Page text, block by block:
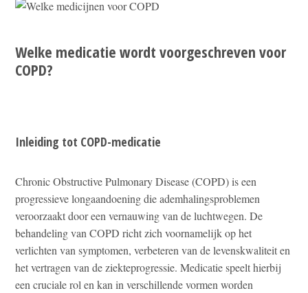
Welke medicatie wordt voorgeschreven voor
COPD?
Inleiding tot COPD-medicatie
Chronic Obstructive Pulmonary Disease (COPD) is een
progressieve longaandoening die ademhalingsproblemen
veroorzaakt door een vernauwing van de luchtwegen. De
behandeling van COPD richt zich voornamelijk op het
verlichten van symptomen, verbeteren van de levenskwaliteit en
het vertragen van de ziekteprogressie. Medicatie speelt hierbij
een cruciale rol en kan in verschillende vormen worden